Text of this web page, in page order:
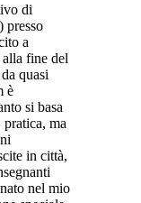
di
presso
a
fine del
quasi
è
si basa
ma
in città,
nel mio